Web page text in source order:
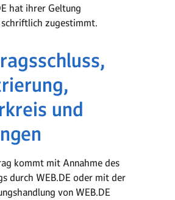
hat ihrer Geltung
zugestimmt.
und
kommt mit Annahme des
durch WEB.DE oder mit der
von WEB.DE